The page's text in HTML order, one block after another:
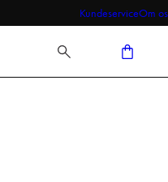
KundeserviceOm os